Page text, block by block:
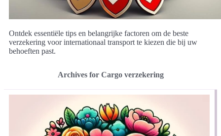
Ontdek essentiële tips en belangrijke factoren om de beste
verzekering voor internationaal transport te kiezen die bij uw
behoeften past.
Archives for Cargo verzekering